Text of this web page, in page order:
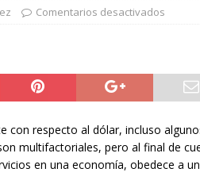
NACIONAL
EEUU importaciones de aguacate mexicano
Comentarios desactivados
con respecto al dólar, incluso
multifactoriales, pero al final de
en una economía, obedece a